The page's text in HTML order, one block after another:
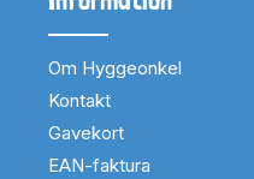
Om Hyggeonkel
Kontakt
Gavekort
EAN-faktura